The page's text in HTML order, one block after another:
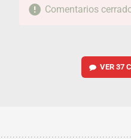
Comentarios
VER 37